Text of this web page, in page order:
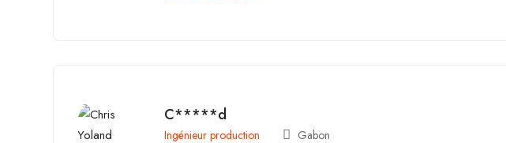
C*****d
Ingénieur production Gabon